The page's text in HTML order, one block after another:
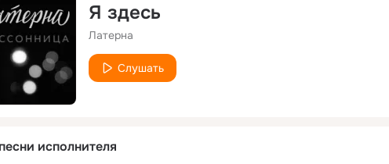
Я здесь
Латерна
Слушать
исполнителя